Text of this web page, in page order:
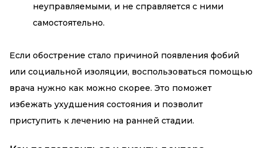
неуправляемыми, и не справляется с ними
самостоятельно.
Если обострение стало причиной появления фобий
или социальной изоляции, воспользоваться помощью
врача нужно как можно скорее. Это поможет
избежать ухудшения состояния и позволит
приступить к лечению на ранней стадии.